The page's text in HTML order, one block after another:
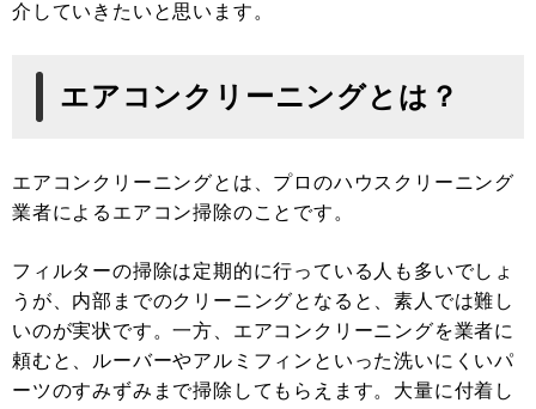
介していきたいと思います。
エアコンクリーニングとは？
エアコンクリーニングとは、プロのハウスクリーニング
業者によるエアコン掃除のことです。
フィルターの掃除は定期的に行っている人も多いでしょ
うが、内部までのクリーニングとなると、素人では難し
いのが実状です。一方、エアコンクリーニングを業者に
頼むと、ルーバーやアルミフィンといった洗いにくいパ
ーツのすみずみまで掃除してもらえます。大量に付着し